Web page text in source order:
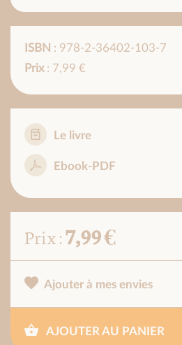
ISBN : 978-2-36402-103-7
Prix: 7,99 €
Le livre
Ebook-PDF
Prix :7,99 €
Ajouter à mes envies
AJOUTER AU PANIER